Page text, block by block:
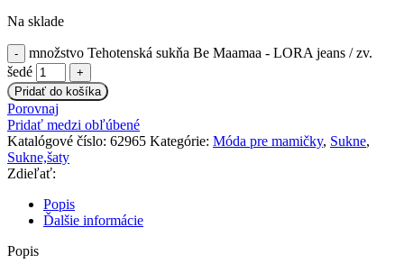
Na sklade
množstvo Tehotenská sukňa Be Maamaa - LORA jeans / zv.
šedé
Pridať do košíka
Porovnaj
Pridať medzi obľúbené
Katalógové číslo: 62965 Kategórie: Móda pre mamičky, Sukne,
Sukne,šaty
Zdieľať:
Popis
Ďalšie informácie
Popis